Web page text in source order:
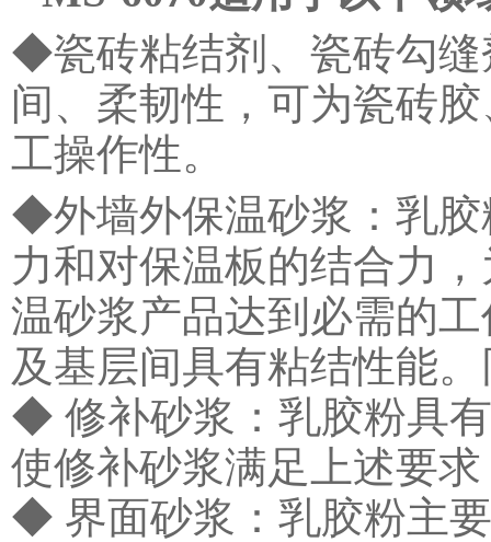
◆瓷砖粘结剂、瓷砖勾缝
间、柔韧性，可为瓷砖
工操作性。
◆外墙外保温砂浆：乳胶
力和对保温板的结合力
温砂浆产品达到必需的
及基层间具有粘结性能
◆ 修补砂浆：乳胶粉具
使修补砂浆满足上述要
◆ 界面砂浆： 乳胶粉主